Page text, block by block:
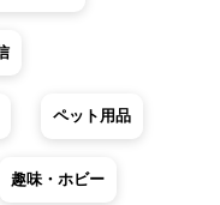
ペット用品
趣味・ホビー